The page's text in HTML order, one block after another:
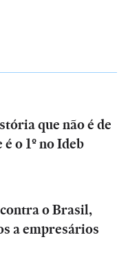
que não é de
o 1º no Ideb
o Brasil,
a empresários